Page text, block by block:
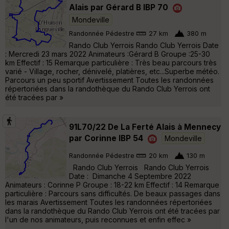
Alais par Gérard B IBP 70
Mondeville
Randonnée Pédestre 27 km 380 m
Rando Club Yerrois Rando Club Yerrois Date
: Mercredi 23 mars 2022 Animateurs :Gérard B Groupe :25-30
km Effectif : 15 Remarque particulière : Très beau parcours très
varié - Village, rocher, dénivelé, platières, etc...Superbe météo.
Parcours un peu sportif Avertissement Toutes les randonnées
répertoriées dans la randothèque du Rando Club Yerrois ont
été tracées par »
91L70/22 De La Ferté Alais à Mennecy
par Corinne IBP 54
Mondeville
Randonnée Pédestre 20 km 130 m
Rando Club Yerrois Rando Club Yerrois
Date : Dimanche 4 Septembre 2022
Animateurs : Corinne P Groupe : 18-22 km Effectif : 14 Remarque
particulière : Parcours sans difficultés. De beaux passages dans
les marais Avertissement Toutes les randonnées répertoriées
dans la randothèque du Rando Club Yerrois ont été tracées par
l'un de nos animateurs, puis reconnues et enfin effec »